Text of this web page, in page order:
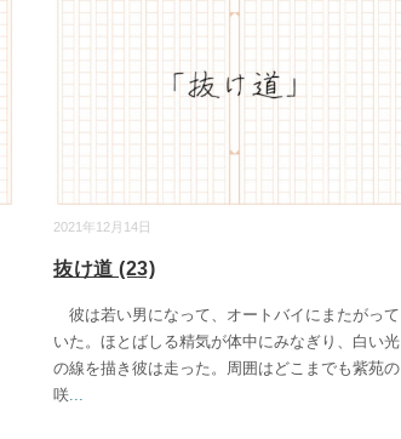
2021年12月14日
抜け道 (23)
彼は若い男になって、オートバイにまたがって
いた。ほとばしる精気が体中にみなぎり、白い光
の線を描き彼は走った。周囲はどこまでも紫苑の
咲...